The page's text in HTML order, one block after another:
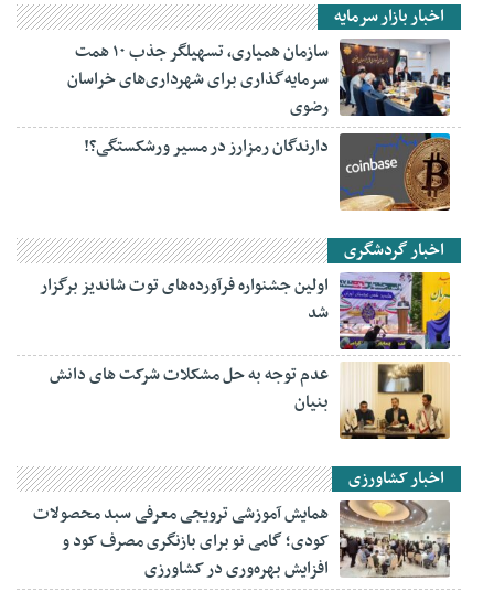
اخبار بازار سرمایه
سازمان همیاری، تسهیلگر جذب ۱۰ همت
سرمایه‌گذاری برای شهرداری‌های خراسان
رضوی
دارندگان رمزارز در مسیر ورشکستگی؟!
اخبار گردشگری
اولین جشنواره فرآورده‌های توت شاندیز برگزار
شد
عدم توجه به حل مشکلات شرکت های دانش
بنیان
اخبار کشاورزی
همایش آموزشی ترویجی معرفی سبد محصولات
کودی؛ گامی نو برای بازنگری مصرف کود و
افزایش بهره‌وری در کشاورزی